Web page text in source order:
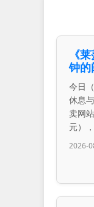
《
钟的
今日
休息
卖网
元）
2026-